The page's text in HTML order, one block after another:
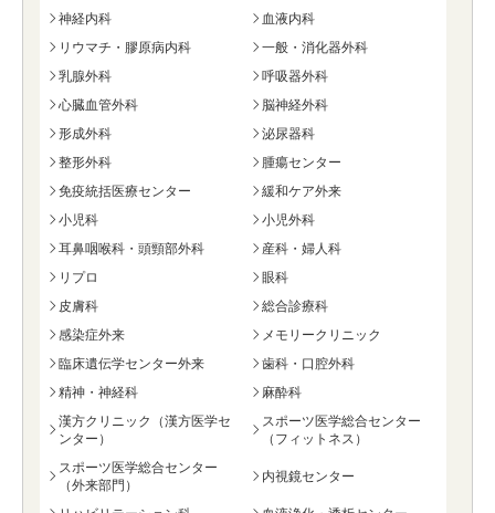
神経内科
血液内科
リウマチ・膠原病内科
一般・消化器外科
乳腺外科
呼吸器外科
心臓血管外科
脳神経外科
形成外科
泌尿器科
整形外科
腫瘍センター
免疫統括医療センター
緩和ケア外来
小児科
小児外科
耳鼻咽喉科・頭頸部外科
産科・婦人科
リプロ
眼科
皮膚科
総合診療科
感染症外来
メモリークリニック
臨床遺伝学センター外来
歯科・口腔外科
精神・神経科
麻酔科
漢方クリニック（漢方医学セ
ンター）
スポーツ医学総合センター
（フィットネス）
スポーツ医学総合センター
（外来部門）
内視鏡センター